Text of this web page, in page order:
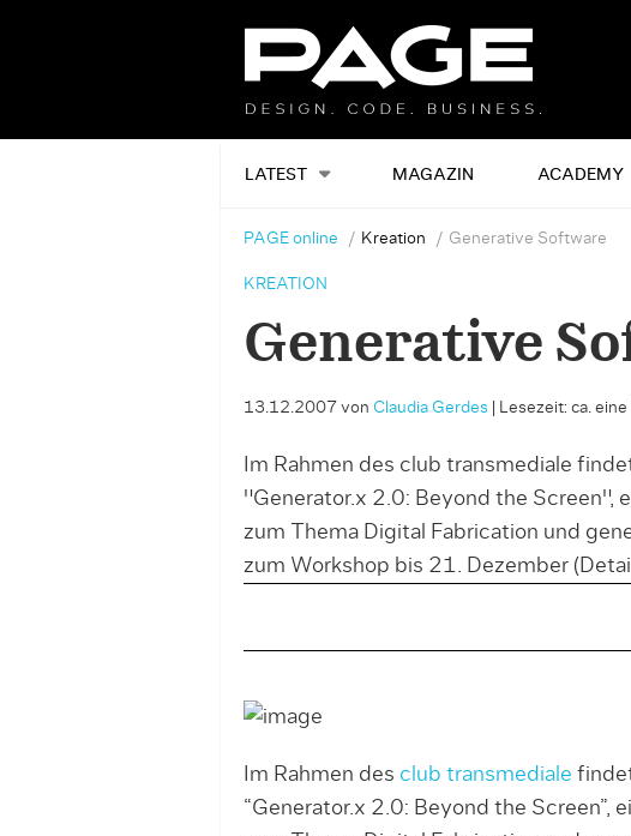
LATEST MAGAZIN ACADEMY
PAGE online Kreation Generative Software
KREATION
Generative
13.12.2007 von Claudia Gerdes Lesezeit: ca.
Im Rahmen des club transmediale
"Generator.x 2.0: Beyond the Screen",
zum Thema Digital Fabrication und
zum Workshop bis 21. Dezember
Im Rahmen des club transmediale
“Generator.x 2.0: Beyond the Screen”,